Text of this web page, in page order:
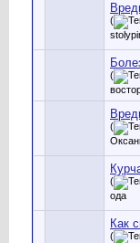
(
(
(
(
ода
Как
(